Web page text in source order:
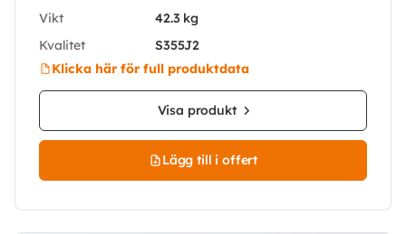
Vikt
42.3 kg
Kvalitet
S355J2
Klicka här för full produktdata
Visa produkt
Lägg till i offert